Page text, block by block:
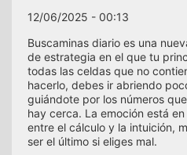
12/06/2025 - 00:13
Buscaminas diario es una
de estrategia en el que tu
todas las celdas que no
hacerlo, debes ir abriendo
guiándote por los números
hay cerca. La emoción está
entre el cálculo y la intuición,
ser el último si eliges mal.